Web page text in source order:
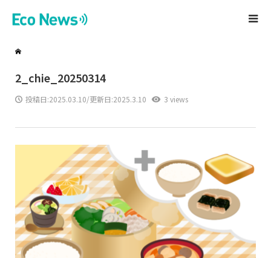
2_chie_20250314
投稿日:2025.03.10/更新日:2025.3.10 3 views